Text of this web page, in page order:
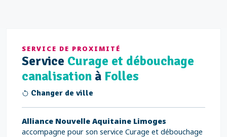
SERVICE DE PROXIMITÉ
Service Curage et débouchage
canalisation à Folles
Changer de ville
Alliance Nouvelle Aquitaine Limoges
accompagne pour son service Curage et débouchage